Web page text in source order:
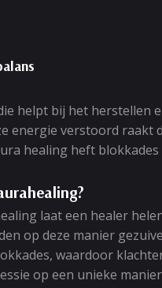
helpt bij het herstellen
energie verstoord
healing heft
laat een healer
op deze manier
waardoor
op een unieke